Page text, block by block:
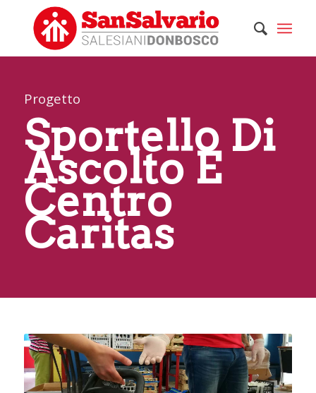
Progetto
Sportello Di
Ascolto E
Centro
Caritas